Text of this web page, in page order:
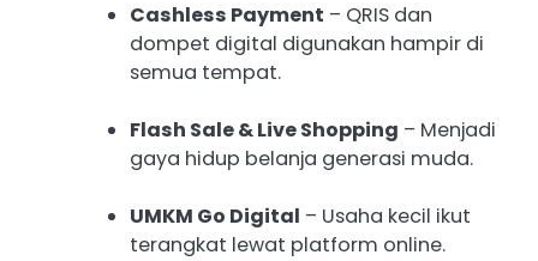
Cashless Payment – QRIS dan
dompet digital digunakan hampir di
semua tempat.
Flash Sale & Live Shopping – Menjadi
gaya hidup belanja generasi muda.
UMKM Go Digital – Usaha kecil ikut
terangkat lewat platform online.